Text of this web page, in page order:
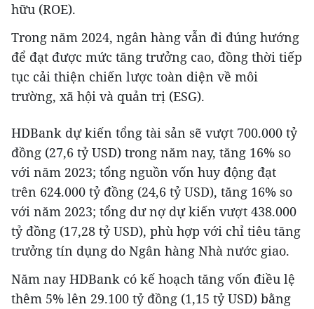
hữu (ROE).
Trong năm 2024, ngân hàng vẫn đi đúng hướng
để đạt được mức tăng trưởng cao, đồng thời tiếp
tục cải thiện chiến lược toàn diện về môi
trường, xã hội và quản trị (ESG).
HDBank dự kiến ​​tổng tài sản sẽ vượt 700.000 tỷ
đồng (27,6 tỷ USD) trong năm nay, tăng 16% so
với năm 2023; tổng nguồn vốn huy động đạt
trên 624.000 tỷ đồng (24,6 tỷ USD), tăng 16% so
với năm 2023; tổng dư nợ dự kiến vượt 438.000
tỷ đồng (17,28 tỷ USD), phù hợp với chỉ tiêu tăng
trưởng tín dụng do Ngân hàng Nhà nước giao.
Năm nay HDBank có kế hoạch tăng vốn điều lệ
thêm 5% lên 29.100 tỷ đồng (1,15 tỷ USD) bằng